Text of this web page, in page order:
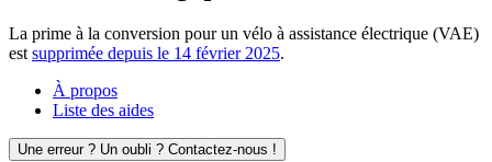
La prime à la conversion pour un vélo à assistance électrique (VAE)
est supprimée depuis le 14 février 2025.
À propos
Liste des aides
Une erreur ? Un oubli ? Contactez-nous !